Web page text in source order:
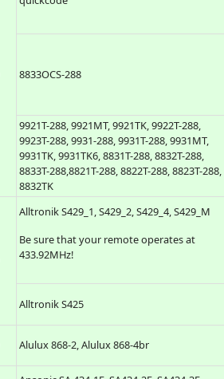
8833OCS-288
9921T-288, 9921MT, 9921TK, 9922T-288,
9923T-288, 9931-288, 9931T-288, 9931MT,
9931TK, 9931TK6, 8831T-288, 8832T-288,
8833T-288,8821T-288, 8822T-288, 8823T-288,
8832TK
Alltronik S429_1, S429_2, S429_4, S429_M
Be sure that your remote operates at
433.92MHz!
Alltronik S425
Alulux 868-2, Alulux 868-4br